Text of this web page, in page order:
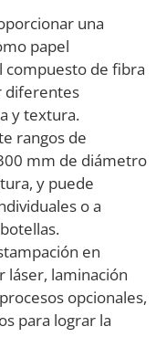
una
papel
compuesto de fibra
diferentes
y textura.
rangos de
mm de diámetro
y puede
o a
en
láser, laminación
opcionales,
para lograr la